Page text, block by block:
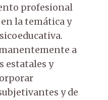
profesional
la temática y
a
estatales y
y de